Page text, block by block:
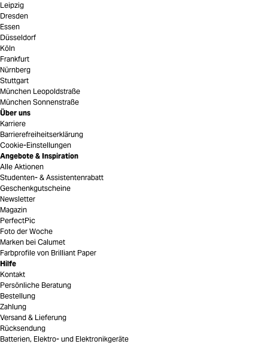
Leipzig
Dresden
Essen
Düsseldorf
Köln
Frankfurt
Nürnberg
Stuttgart
München Leopoldstraße
München Sonnenstraße
Über uns
Karriere
Barrierefreiheitserklärung
Cookie-Einstellungen
Angebote & Inspiration
Alle Aktionen
Studenten- & Assistentenrabatt
Geschenkgutscheine
Newsletter
Magazin
PerfectPic
Foto der Woche
Marken bei Calumet
Farbprofile von Brilliant Paper
Hilfe
Kontakt
Persönliche Beratung
Bestellung
Zahlung
Versand & Lieferung
Rücksendung
Batterien, Elektro- und Elektronikgeräte